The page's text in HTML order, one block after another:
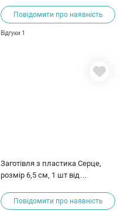
Повідомити про наявність
Відгуки 1
Заготівля з пластика Серце,
розмір 6,5 см, 1 шт від
Повідомити про наявність